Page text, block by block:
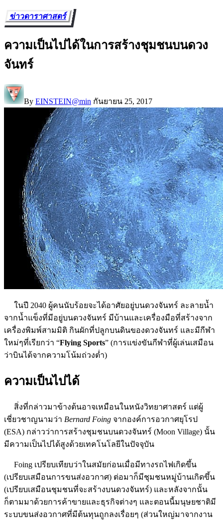
ข่าวดาราศาสตร์
ความเป็นไปได้ในการสร้างชุมชนบนดวง
จันทร์
By EINSTEIN@min กันยายน 25, 2017
ในปี 2040 ผู้คนนับร้อยจะได้อาศัยอยู่บนดวงจันทร์ ละลายน้ำ
จากน้ำแข็งที่มีอยู่บนดวงจันทร์ มีบ้านและเครื่องมือที่สร้างจาก
เครื่องพิมพ์สามมิติ กินผักที่ปลูกบนดินของดวงจันทร์ และมีกีฬา
ใหม่ๆที่เรียกว่า “Flying Sports” (การแข่งขันกีฬาที่ผู้เล่นเสมือน
ว่าบินได้จากความโน้มถ่วงต่ำ)
ความเป็นไปได้
สิ่งที่กล่าวมาข้างต้นอาจเหมือนในหนังวิทยาศาสตร์ แต่ผู้
เชี่ยวชาญนามว่า Bernard Foing จากองค์การอวกาศยุโรป
(ESA) กล่าวว่าการสร้างชุมชนบนดวงจันทร์ (Moon Village) นั้น
มีความเป็นไปได้สูงด้วยเทคโนโลยีในปัจจุบัน
Foing เปรียบเทียบว่าในสมัยก่อนเมื่อมีทางรถไฟเกิดขึ้น
(เปรียบเสมือนการขนส่งอวกาศ) ต่อมาก็มีชุมชนหมู่บ้านเกิดขึ้น
(เปรียบเสมือนชุมชนที่จะสร้างบนดวงจันทร์) และหลังจากนั้น
ก็ตามมาด้วยการค้าขายและธุรกิจต่างๆ และตอนนี้มนุษยชาติมี
ระบบขนส่งอวกาศที่มีต้นทุนถูกลงเรื่อยๆ (ส่วนใหญ่มาจากงาน